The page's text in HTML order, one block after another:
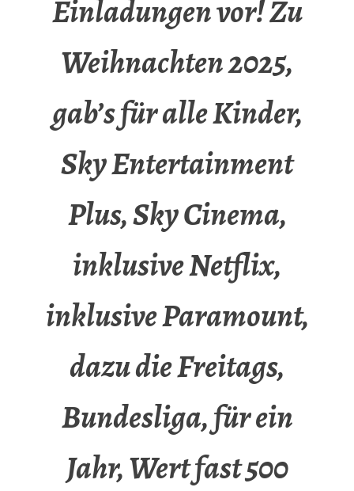
Einladungen vor! Zu
Weihnachten 2025,
gab’s für alle Kinder,
Sky Entertainment
Plus, Sky Cinema,
inklusive Netflix,
inklusive Paramount,
dazu die Freitags,
Bundesliga, für ein
Jahr, Wert fast 500